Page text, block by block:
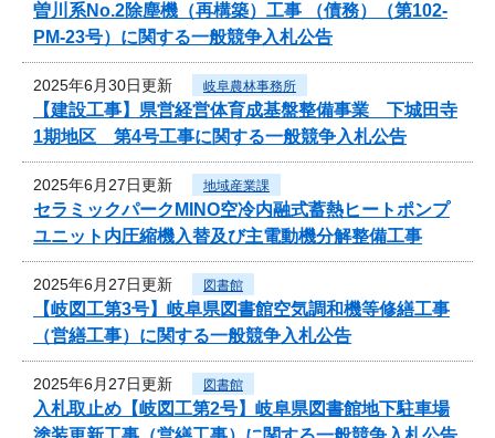
曽川系No.2除塵機（再構築）工事 （債務）（第102-
PM-23号）に関する一般競争入札公告
2025年6月30日更新 岐阜農林事務所
【建設工事】県営経営体育成基盤整備事業 下城田寺
1期地区 第4号工事に関する一般競争入札公告
2025年6月27日更新 地域産業課
セラミックパークMINO空冷内融式蓄熱ヒートポンプ
ユニット内圧縮機入替及び主電動機分解整備工事
2025年6月27日更新 図書館
【岐図工第3号】岐阜県図書館空気調和機等修繕工事
（営繕工事）に関する一般競争入札公告
2025年6月27日更新 図書館
入札取止め【岐図工第2号】岐阜県図書館地下駐車場